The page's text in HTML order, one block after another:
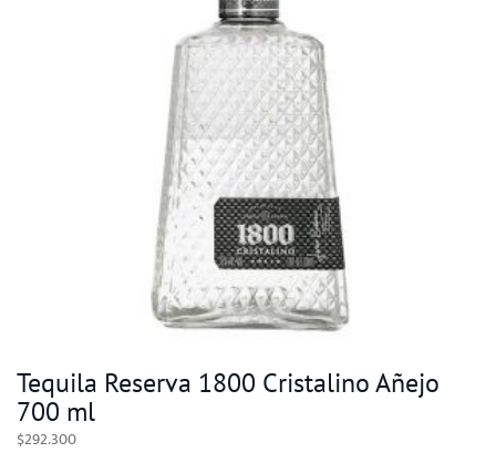
Tequila Reserva 1800 Cristalino Añejo
700 ml
$292.300